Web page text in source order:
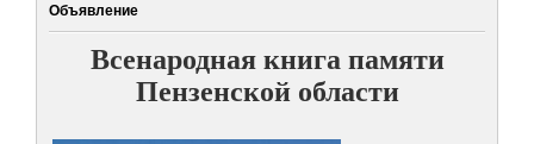
Объявление
Всенародная книга памяти
Пензенской области